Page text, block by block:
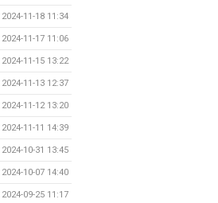
2024-11-18 11:34
2024-11-17 11:06
2024-11-15 13:22
2024-11-13 12:37
2024-11-12 13:20
2024-11-11 14:39
2024-10-31 13:45
2024-10-07 14:40
2024-09-25 11:17